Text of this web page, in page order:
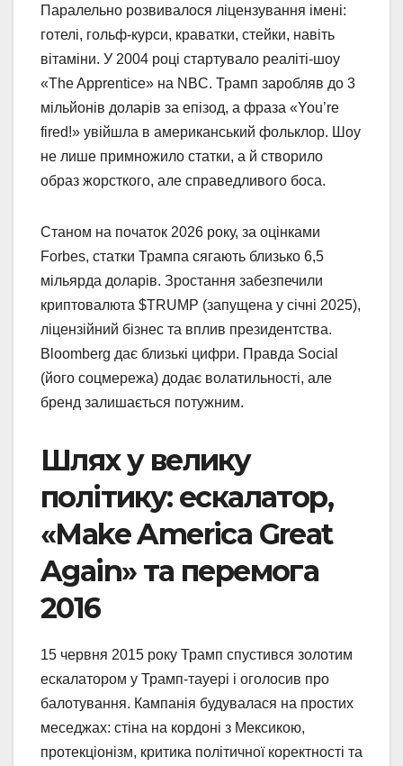
Паралельно розвивалося ліцензування імені:
готелі, гольф-курси, краватки, стейки, навіть
вітаміни. У 2004 році стартувало реаліті-шоу
«The Apprentice» на NBC. Трамп заробляв до 3
мільйонів доларів за епізод, а фраза «You’re
fired!» увійшла в американський фольклор. Шоу
не лише примножило статки, а й створило
образ жорсткого, але справедливого боса.
Станом на початок 2026 року, за оцінками
Forbes, статки Трампа сягають близько 6,5
мільярда доларів. Зростання забезпечили
криптовалюта $TRUMP (запущена у січні 2025),
ліцензійний бізнес та вплив президентства.
Bloomberg дає близькі цифри. Правда Social
(його соцмережа) додає волатильності, але
бренд залишається потужним.
Шлях у велику
політику: ескалатор,
«Make America Great
Again» та перемога
2016
15 червня 2015 року Трамп спустився золотим
ескалатором у Трамп-тауері і оголосив про
балотування. Кампанія будувалася на простих
меседжах: стіна на кордоні з Мексикою,
протекціонізм, критика політичної коректності та